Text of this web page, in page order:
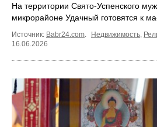
На территории Свято-Успенского
микрорайоне Удачный готовятся к
Источник: Babr24.com. Недвижимость,
16.06.2026